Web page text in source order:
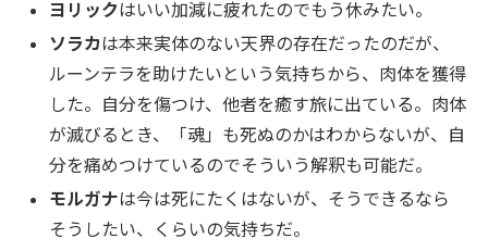
ヨリックはいい加減に疲れたのでもう休みたい。
ソラカは本来実体のない天界の存在だったのだが、
ルーンテラを助けたいという気持ちから、肉体を獲得
した。自分を傷つけ、他者を癒す旅に出ている。肉体
が滅びるとき、「魂」も死ぬのかはわからないが、自
分を痛めつけているのでそういう解釈も可能だ。
モルガナは今は死にたくはないが、そうできるなら
そうしたい、くらいの気持ちだ。